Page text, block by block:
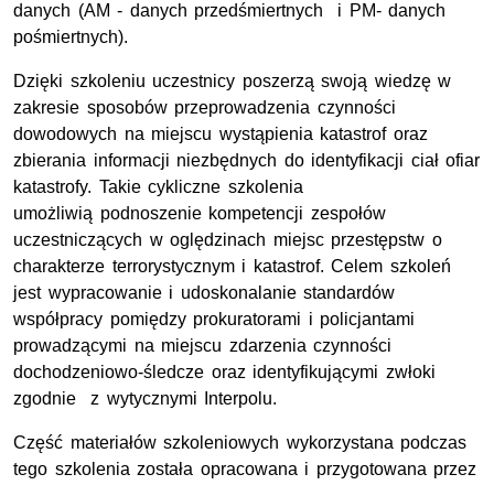
danych (AM - danych przedśmiertnych i PM- danych
pośmiertnych).
Dzięki szkoleniu uczestnicy poszerzą swoją wiedzę w
zakresie sposobów przeprowadzenia czynności
dowodowych na miejscu wystąpienia katastrof oraz
zbierania informacji niezbędnych do identyfikacji ciał ofiar
katastrofy. Takie cykliczne szkolenia
umożliwią podnoszenie kompetencji zespołów
uczestniczących w oględzinach miejsc przestępstw o
charakterze terrorystycznym i katastrof. Celem szkoleń
jest wypracowanie i udoskonalanie standardów
współpracy pomiędzy prokuratorami i policjantami
prowadzącymi na miejscu zdarzenia czynności
dochodzeniowo-śledcze oraz identyfikującymi zwłoki
zgodnie z wytycznymi Interpolu.
Część materiałów szkoleniowych wykorzystana podczas
tego szkolenia została opracowana i przygotowana przez